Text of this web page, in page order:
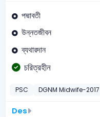
পদ্মাবতী
উন্নতজীবন
ব্যথারদান
চরিত্রহীন
PSC DGNM Midwife-2017
Des